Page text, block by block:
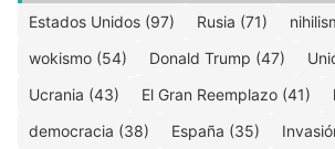
Estados Unidos (97) Rusia (71)
wokismo (54)
Donald Trump (47)
Ucrania (43)
El Gran Reemplazo (41)
democracia (38)
España (35)